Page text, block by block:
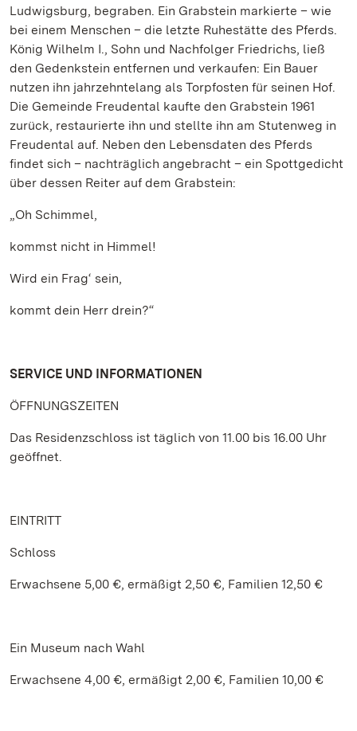
Ludwigsburg, begraben. Ein Grabstein markierte – wie
bei einem Menschen – die letzte Ruhestätte des Pferds.
König Wilhelm I., Sohn und Nachfolger Friedrichs, ließ
den Gedenkstein entfernen und verkaufen: Ein Bauer
nutzen ihn jahrzehntelang als Torpfosten für seinen Hof.
Die Gemeinde Freudental kaufte den Grabstein 1961
zurück, restaurierte ihn und stellte ihn am Stutenweg in
Freudental auf. Neben den Lebensdaten des Pferds
findet sich – nachträglich angebracht – ein Spottgedicht
über dessen Reiter auf dem Grabstein:
„Oh Schimmel,
kommst nicht in Himmel!
Wird ein Frag‘ sein,
kommt dein Herr drein?“
SERVICE UND INFORMATIONEN
ÖFFNUNGSZEITEN
Das Residenzschloss ist täglich von 11.00 bis 16.00 Uhr
geöffnet.
EINTRITT
Schloss
Erwachsene 5,00 €, ermäßigt 2,50 €, Familien 12,50 €
Ein Museum nach Wahl
Erwachsene 4,00 €, ermäßigt 2,00 €, Familien 10,00 €